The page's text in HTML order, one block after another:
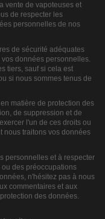
MUSICAL
20MG
0,90 €
vente de vapoteuses et
de respecter les
personnelles de nos
de sécurité adéquates
données personnelles.
tiers, sauf si cela est
si nous sommes tenus de
matière de protection des
de suppression et de
l'un de ces droits ou
nous traitons vos données
personnelles et à respecter
des préoccupations
n'hésitez pas à nous
commentaires et aux
des données.